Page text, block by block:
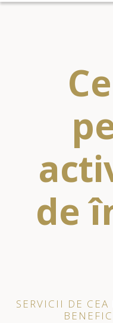
de
SERVICII DE